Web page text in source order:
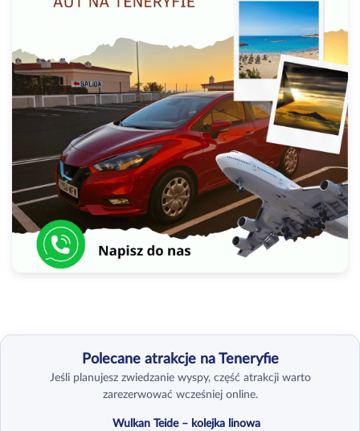
Polecane atrakcje na Teneryfie
Jeśli planujesz zwiedzanie wyspy, część atrakcji warto
zarezerwować wcześniej online.
Wulkan Teide – kolejka linowa